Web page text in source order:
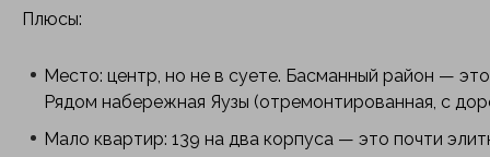
Плюсы:
Место: центр, но не в суете. Басманный район —
Рядом набережная Яузы (отремонтированная, с
Мало квартир: 139 на два корпуса — это почти